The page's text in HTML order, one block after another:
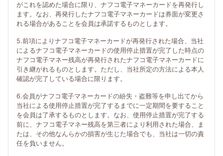
がこれを認めた場合に限り、ナフコ電子マネーカードを再発行し
ます。なお、再発行したナフコ電子マネーカードは券面が変更さ
れる場合があることを会員は承諾するものとします。
5.前項によりナフコ電子マネーカードが再発行された場合、当社
によるナフコ電子マネーカードの使用停止措置が完了した時点の
ナフコ電子マネー残高が再発行されたナフコ電子マネーカードに
引き継がれるものとします。ただし、当社所定の方法による本人
確認が完了している場合に限ります。
6.会員がナフコ電子マネーカードの紛失・盗難等を申し出てから
当社による使用停止措置が完了するまでに一定期間を要すること
を会員は了承するものとします。なお、使用停止措置が完了する
前に、ナフコ電子マネー残高を第三者により利用された場合、ま
たは、その他なんらかの損害が生じた場合でも、当社は一切の責
任を負いません。